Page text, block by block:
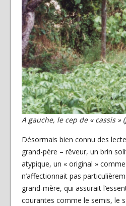
A gauche, le cep de « cassis
Désormais bien connu des
grand-père – rêveur, un brin
atypique, un « original »
n’affectionnait pas
grand-mère, qui assurait
courantes comme le semis, le